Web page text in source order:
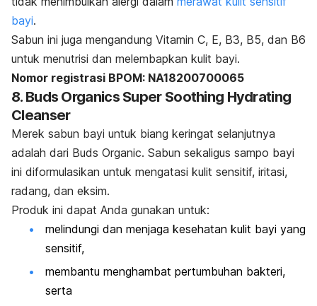
bayi.
Sabun ini juga mengandung Vitamin C, E, B3, B5, dan B6
untuk menutrisi dan melembapkan kulit bayi.
Nomor registrasi BPOM: NA18200700065
8. Buds Organics Super Soothing Hydrating
Cleanser
Merek sabun bayi untuk biang keringat selanjutnya
adalah dari Buds Organic. Sabun sekaligus sampo bayi
ini diformulasikan untuk mengatasi kulit sensitif, iritasi,
radang, dan eksim.
Produk ini dapat Anda gunakan untuk:
melindungi dan menjaga kesehatan kulit bayi yang
sensitif,
membantu menghambat pertumbuhan bakteri,
serta